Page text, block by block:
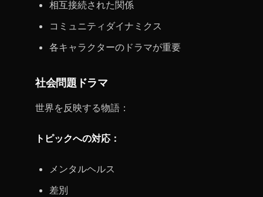
相互接続された関係
コミュニティダイナミクス
各キャラクターのドラマが重要
社会問題ドラマ
世界を反映する物語：
トピックへの対応：
メンタルヘルス
差別